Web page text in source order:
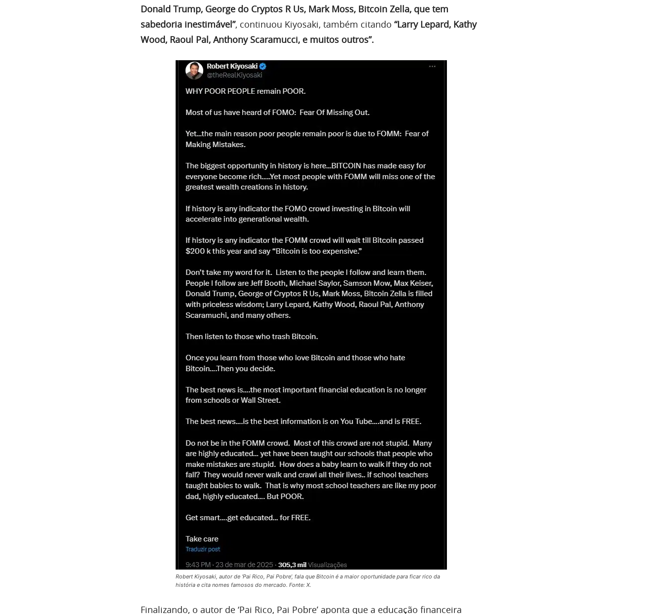
Donald Trump, George do Cryptos R Us, Mark Moss, Bitcoin Zella, que tem
sabedoria inestimável”, continuou Kiyosaki, também citando “Larry Lepard, Kathy
Wood, Raoul Pal, Anthony Scaramucci, e muitos outros”.
Robert Kiyosaki, autor de ‘Pai Rico, Pai Pobre’, fala que Bitcoin é a maior oportunidade para ficar rico da
história e cita nomes famosos do mercado. Fonte: X.
Finalizando, o autor de ‘Pai Rico, Pai Pobre’ aponta que a educação financeira